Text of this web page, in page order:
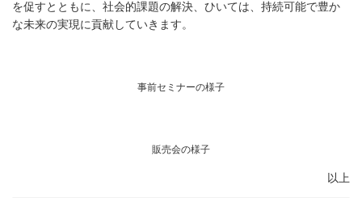
を促すとともに、社会的課題の解決、ひいては、持続可能で豊か
な未来の実現に貢献していきます。
事前セミナーの様子
販売会の様子
以上